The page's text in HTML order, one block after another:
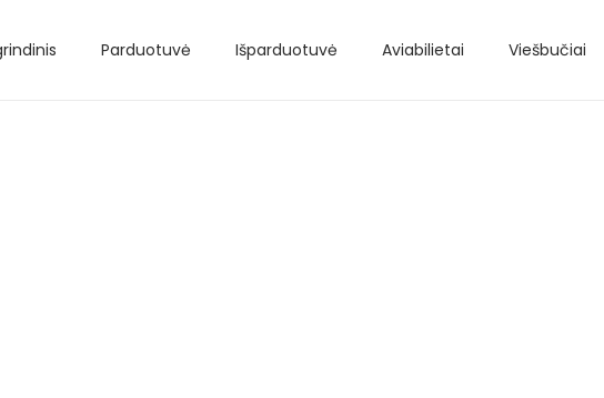
Parduotuvė Išparduotuvė Aviabilietai Viešbučiai